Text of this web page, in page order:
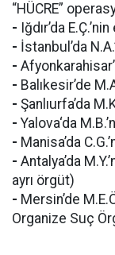
“HÜCRE”
- Iğdır’da
- İstanbul’da
-
- Balıkesir’de
- Şanlıurfa’da
- Yalova‘da
- Manisa’da
- Antalya’da
ayrı örgüt)
- Mersin’de
Organize Suç